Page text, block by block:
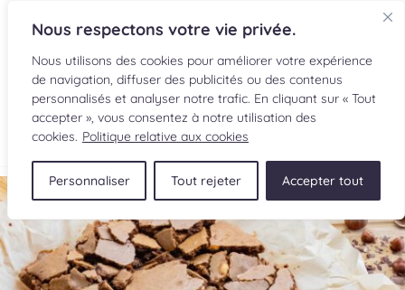
Nous respectons votre vie privée.
Nous utilisons des cookies pour améliorer votre expérience
de navigation, diffuser des publicités ou des contenus
personnalisés et analyser notre trafic. En cliquant sur « Tout
accepter », vous consentez à notre utilisation des
cookies. Politique relative aux cookies
Personnaliser Tout rejeter Accepter tout
EN
RECETTES
INGRÉDIENTS
LECTURES CULINAIRES